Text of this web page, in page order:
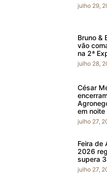
julho 29,
Bruno &
vão
na 2ª
julho 28,
César
em
julho 27,
Feira de
2026
supera
julho 27,